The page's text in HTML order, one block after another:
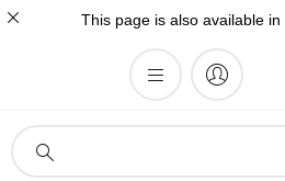
This page is also available in